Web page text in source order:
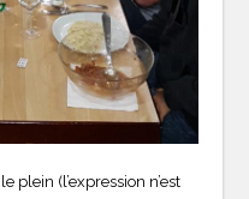
plein (l’expression n’est